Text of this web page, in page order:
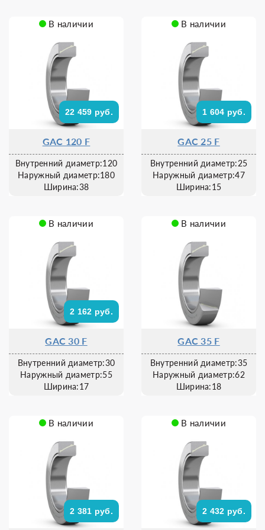
В наличии
22 459 руб.
GAC 120 F
Внутренний диаметр:120
Наружный диаметр:180
Ширина:38
В наличии
1 604 руб.
GAC 25 F
Внутренний диаметр:25
Наружный диаметр:47
Ширина:15
В наличии
2 162 руб.
GAC 30 F
Внутренний диаметр:30
Наружный диаметр:55
Ширина:17
В наличии
GAC 35 F
Внутренний диаметр:35
Наружный диаметр:62
Ширина:18
В наличии
2 381 руб.
В наличии
2 432 руб.